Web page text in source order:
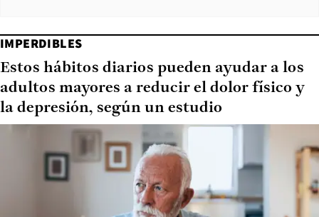
IMPERDIBLES
Estos hábitos diarios pueden ayudar a los
adultos mayores a reducir el dolor físico y
la depresión, según un estudio